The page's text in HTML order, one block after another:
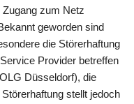
zum Netz
geworden sind
die Störerhaftung
Provider betreffen
Düsseldorf), die
stellt jedoch